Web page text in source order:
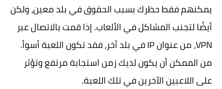
يمكنهم فقط حظرك بسبب الحقوق في بلد معين، ولكن
أيضًا لتجنب المشاكل في الألعاب. إذا قمت بالاتصال عبر
VPN، من عنوان IP في بلد آخر، فقد تكون اللعبة أسوأ.
من الممكن أن يكون لديك زمن استجابة مرتفع وتؤثر
على اللاعبين الآخرين في تلك اللعبة.